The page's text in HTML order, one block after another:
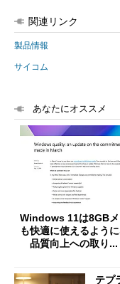
関連リンク
製品情報
サイコム
あなたにオススメ
Windows 11は8GB
も快適に使えるよう
品質向上への取り...
テプ